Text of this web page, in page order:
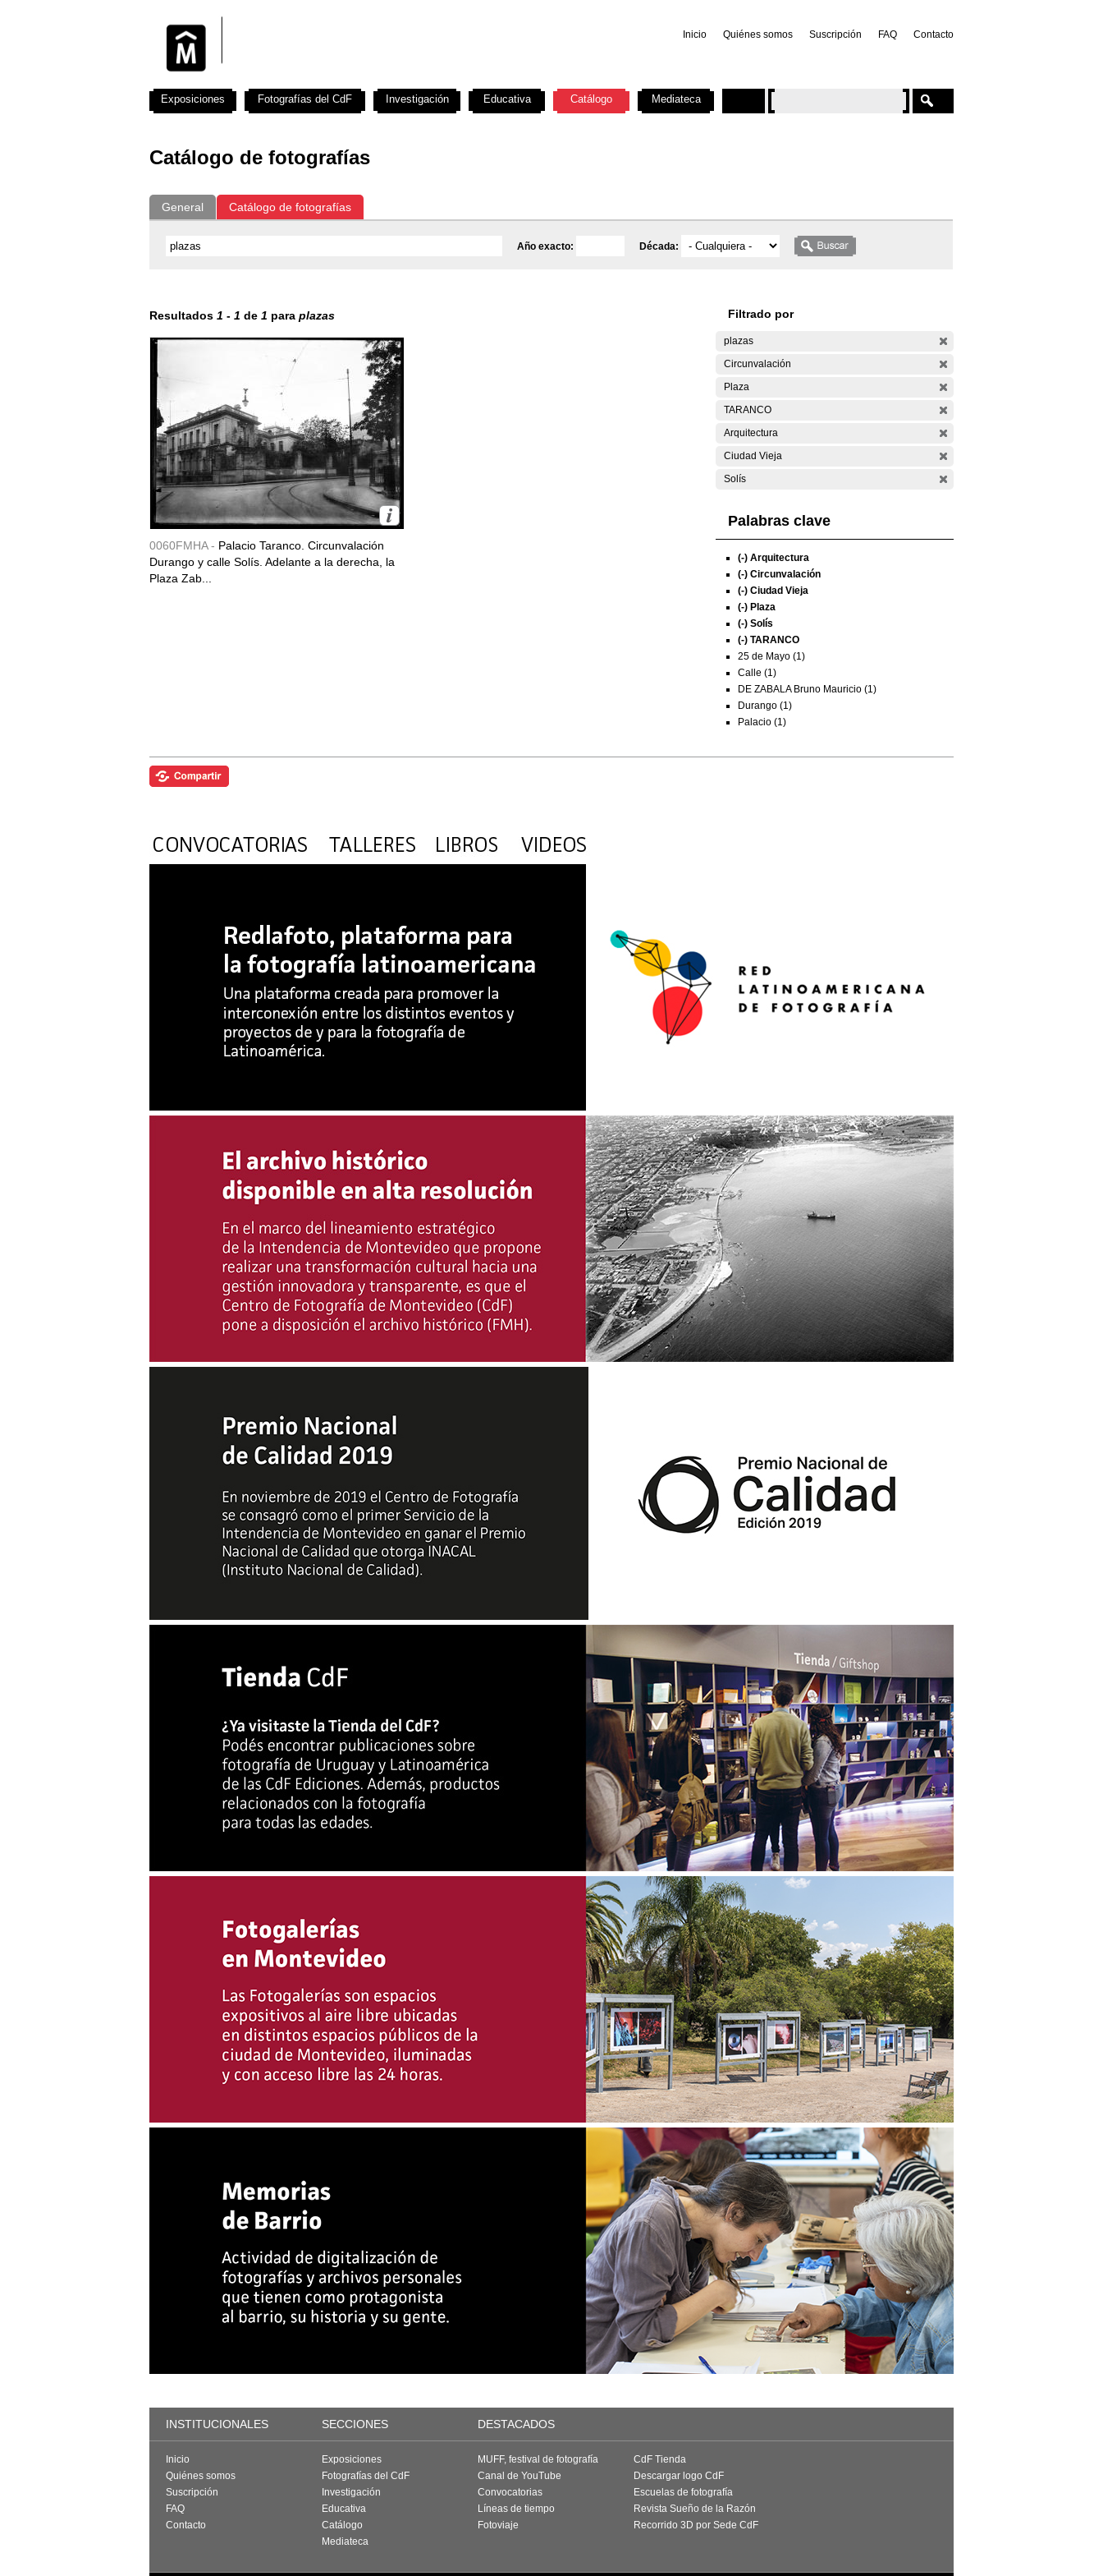
Inicio Quiénes somos Suscripción FAQ Contacto
Catálogo de fotografías
General Catálogo de fotografías
Año exacto: Década:
Resultados 1 - 1 de 1 para plazas
0060FMHA - Palacio Taranco. Circunvalación
Durango y calle Solís. Adelante a la derecha, la
Plaza Zab...
Filtrado por
plazas
Circunvalación
Plaza
TARANCO
Arquitectura
Ciudad Vieja
Solís
Palabras clave
(-) Arquitectura
(-) Circunvalación
(-) Ciudad Vieja
(-) Plaza
(-) Solís
(-) TARANCO
25 de Mayo (1)
Calle (1)
DE ZABALA Bruno Mauricio (1)
Durango (1)
Palacio (1)
Exposiciones Fotografías del CdF Investigación Educativa Catálogo Mediateca
INSTITUCIONALES SECCIONES DESTACADOS
Inicio
Quiénes somos
Suscripción
FAQ
Contacto
Exposiciones
Fotografías del CdF
Investigación
Educativa
Catálogo
Mediateca
MUFF, festival de fotografía
Canal de YouTube
Convocatorias
Líneas de tiempo
Fotoviaje
CdF Tienda
Descargar logo CdF
Escuelas de fotografía
Revista Sueño de la Razón
Recorrido 3D por Sede CdF